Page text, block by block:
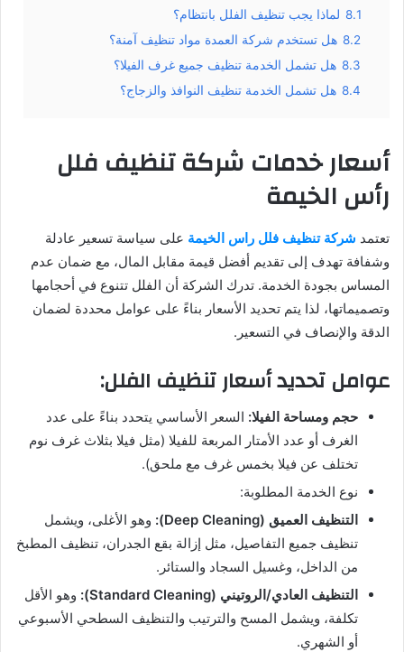
8.1 لماذا يجب تنظيف الفلل بانتظام؟
8.2 هل تستخدم شركة العمدة مواد تنظيف آمنة؟
8.3 هل تشمل الخدمة تنظيف جميع غرف الفيلا؟
8.4 هل تشمل الخدمة تنظيف النوافذ والزجاج؟
أسعار خدمات شركة تنظيف فلل
رأس الخيمة
تعتمد شركة تنظيف فلل راس الخيمة على سياسة تسعير عادلة
وشفافة تهدف إلى تقديم أفضل قيمة مقابل المال، مع ضمان عدم
المساس بجودة الخدمة. تدرك الشركة أن الفلل تتنوع في أحجامها
وتصميماتها، لذا يتم تحديد الأسعار بناءً على عوامل محددة لضمان
الدقة والإنصاف في التسعير.
عوامل تحديد أسعار تنظيف الفلل:
حجم ومساحة الفيلا: السعر الأساسي يتحدد بناءً على عدد
الغرف أو عدد الأمتار المربعة للفيلا (مثل فيلا بثلاث غرف نوم
تختلف عن فيلا بخمس غرف مع ملحق).
نوع الخدمة المطلوبة:
التنظيف العميق (Deep Cleaning):
وهو الأغلى، ويشمل
تنظيف جميع التفاصيل، مثل إزالة بقع الجدران، تنظيف المطبخ
من الداخل، وغسيل السجاد والستائر.
التنظيف العادي/الروتيني (Standard Cleaning):
وهو الأقل
تكلفة، ويشمل المسح والترتيب والتنظيف السطحي الأسبوعي
أو الشهري.